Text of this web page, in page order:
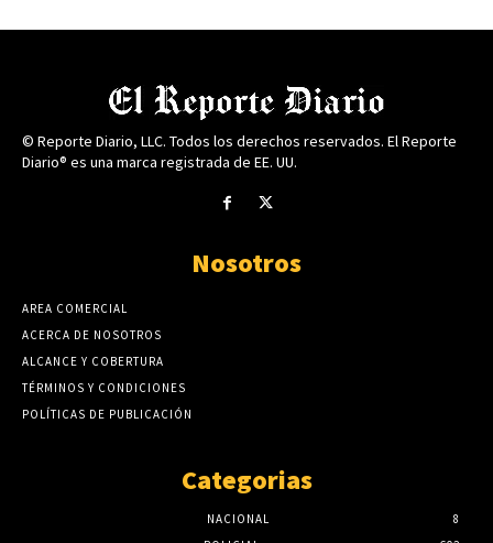
© Reporte Diario, LLC. Todos los derechos reservados. El Reporte
Diario® es una marca registrada de EE. UU.
Nosotros
AREA COMERCIAL
ACERCA DE NOSOTROS
ALCANCE Y COBERTURA
TÉRMINOS Y CONDICIONES
POLÍTICAS DE PUBLICACIÓN
Categorias
NACIONAL
8